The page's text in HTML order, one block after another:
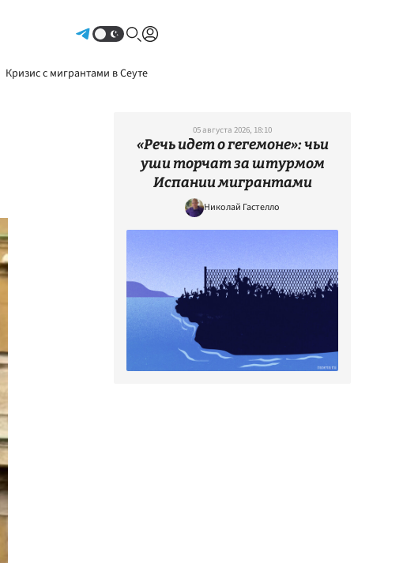
Кризис с мигрантами в Сеуте
05 августа 2026, 18:10
«Речь идет о гегемоне»: чьи
уши торчат за штурмом
Испании мигрантами
Николай Гастелло